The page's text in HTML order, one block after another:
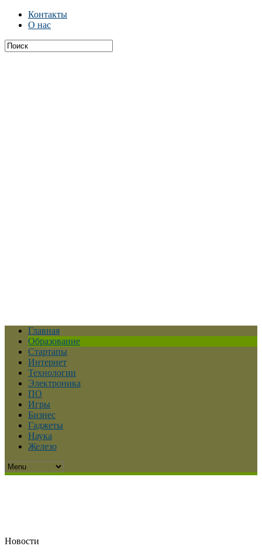
Контакты
О нас
Главная
Образование
Стартапы
Интернет
Технологии
Электроника
ПО
Игры
Бизнес
Гаджеты
Наука
Железо
Новости